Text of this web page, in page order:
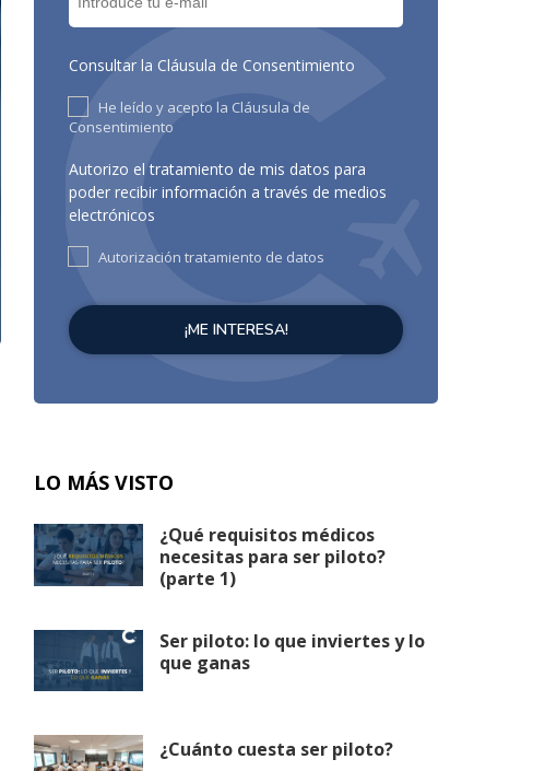
Consultar la Cláusula de Consentimiento
He leído y acepto la Cláusula de
Consentimiento
Autorizo el tratamiento de mis datos para
poder recibir información a través de medios
electrónicos
Autorización tratamiento de datos
LO MÁS VISTO
¿Qué requisitos médicos
necesitas para ser piloto?
(parte 1)
Ser piloto: lo que inviertes y lo
que ganas
¿Cuánto cuesta ser piloto?